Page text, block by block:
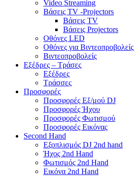
Video Streaming
Βάσεις TV -Projectors
Βάσεις TV
Βάσεις Projectors
Οθόνες LED
Οθόνες για Βιντεοπροβολείς
Βιντεοπροβολείς
Εξέδρες – Τράσες
Εξέδρες
Τράσσες
Προσφορές
Προσφορές Εξ/μού DJ
Προσφορές Ήχου
Προσφορές Φωτισμού
Προσφορές Εικόνας
Second Hand
Εξοπλισμός DJ 2nd hand
Ήχος 2nd Hand
Φωτισμός 2nd Hand
Εικόνα 2nd Hand